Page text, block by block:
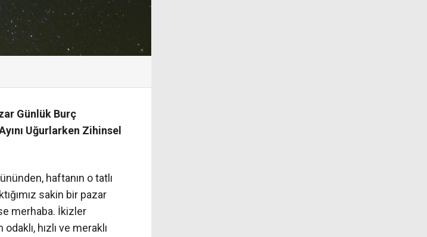
Günlük Burç
Uğurlarken Zihinsel
haftanın o tatlı
sakin bir pazar
merhaba. İkizler
hızlı ve meraklı